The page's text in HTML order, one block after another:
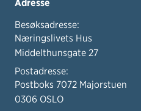
Adresse
Besøksadresse:
Næringslivets Hus
Middelthunsgate 27
Postadresse:
Postboks 7072 Majorstuen
0306 OSLO